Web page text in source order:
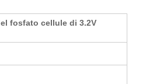
fosfato cellule di 3.2V